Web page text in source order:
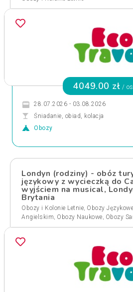
4049.00 zł /
28.07.2026 - 03.08.2026
Śniadanie, obiad, kolacja
Obozy
Londyn (rodziny) - obóz
językowy z wycieczką do
wyjściem na musical,
Brytania
Obozy i Kolonie Letnie, Obozy Językowe
Angielskim, Obozy Naukowe, Obozy